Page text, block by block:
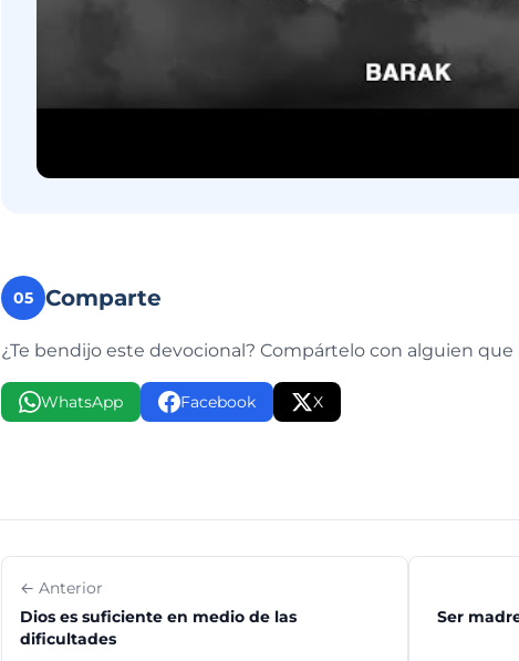
05 Comparte
¿Te bendijo este devocional? Compártelo con alguien que
WhatsApp Facebook X
← Anterior
Dios es suficiente en medio de las
dificultades
Ser